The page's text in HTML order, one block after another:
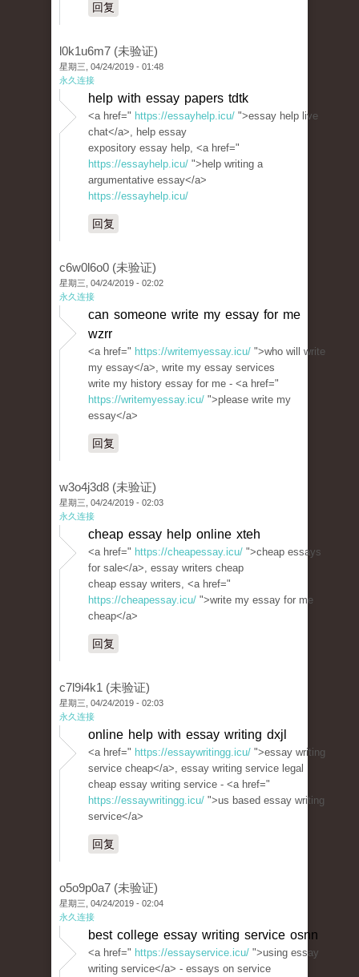
回复
l0k1u6m7 (未验证)
星期三, 04/24/2019 - 01:48
永久连接
help with essay papers tdtk
<a href=" https://essayhelp.icu/ ">essay help live
chat</a>, help essay
expository essay help, <a href="
https://essayhelp.icu/ ">help writing a
argumentative essay</a>
https://essayhelp.icu/
回复
c6w0l6o0 (未验证)
星期三, 04/24/2019 - 02:02
永久连接
can someone write my essay for me
wzrr
<a href=" https://writemyessay.icu/ ">who will write
my essay</a>, write my essay services
write my history essay for me - <a href="
https://writemyessay.icu/ ">please write my
essay</a>
回复
w3o4j3d8 (未验证)
星期三, 04/24/2019 - 02:03
永久连接
cheap essay help online xteh
<a href=" https://cheapessay.icu/ ">cheap essays
for sale</a>, essay writers cheap
cheap essay writers, <a href="
https://cheapessay.icu/ ">write my essay for me
cheap</a>
回复
c7l9i4k1 (未验证)
星期三, 04/24/2019 - 02:03
永久连接
online help with essay writing dxjl
<a href=" https://essaywritingg.icu/ ">essay writing
service cheap</a>, essay writing service legal
cheap essay writing service - <a href="
https://essaywritingg.icu/ ">us based essay writing
service</a>
回复
o5o9p0a7 (未验证)
星期三, 04/24/2019 - 02:04
永久连接
best college essay writing service osnn
<a href=" https://essayservice.icu/ ">using essay
writing service</a> - essays on service